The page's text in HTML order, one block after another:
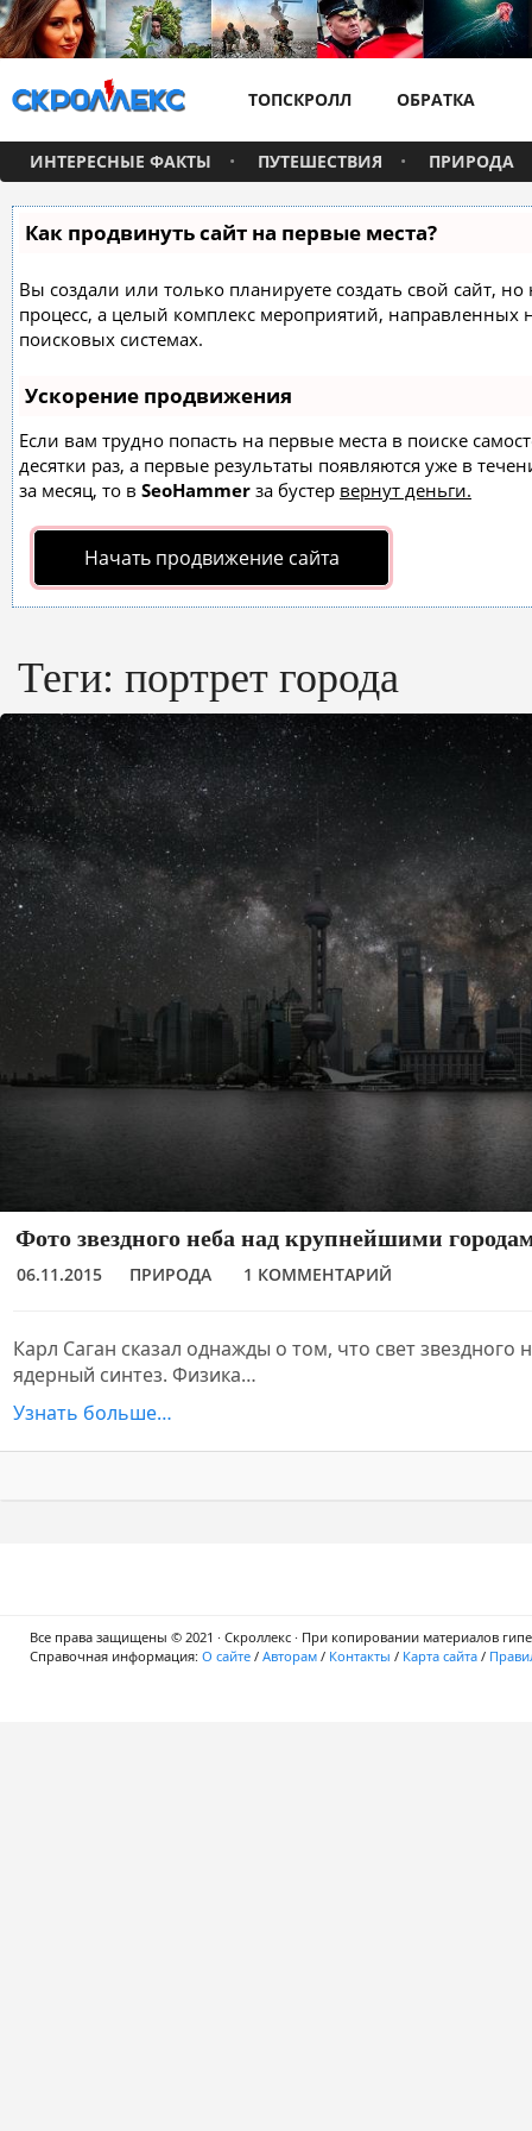
ТОПСКРОЛЛ ОБРАТКА
ИНТЕРЕСНЫЕ ФАКТЫ ПУТЕШЕСТВИЯ ПРИРОДА
Как продвинуть сайт на первые места?
Вы создали или только планируете создать свой сайт,
процесс, а целый комплекс мероприятий,
поисковых системах.
Ускорение продвижения
Если вам трудно попасть на первые места в поиске
десятки раз, а первые результаты появляются уже в
за месяц, то в SeoHammer за бустер вернут деньги.
Начать продвижение сайта
Теги: портрет города
Фото звездного неба над крупнейшими
06.11.2015 ПРИРОДА 1 КОММЕНТАРИЙ
Карл Саган сказал однажды о том, что свет звездного
ядерный синтез. Физика…
Узнать больше…
Все права защищены © 2021 · Скроллекс · При копировании материалов
Справочная информация: О сайте / Авторам / Контакты / Карта сайта /